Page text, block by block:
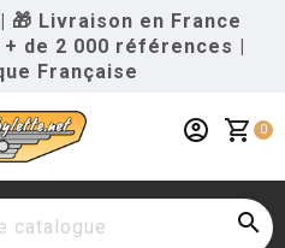
| 🎁 Livraison en France
+ de 2 000 références |
Française
shopping_cart 0
account_circle
